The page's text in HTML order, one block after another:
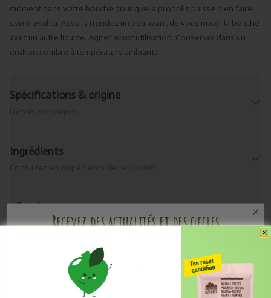
moment dans votre bouche pour que la propolis puisse bien faire
son travail ici. Aussi, attendez un peu avant de vous rincer la bouche
avec un autre liquide. Agiter avant utilisation. Conserver dans un
endroit sombre à température ambiante.
Spécifications & origine
Ingrédients
Allergènes
Que contient-il ?
Livraison & retour
Informations pratiques
Recevez des actualités et des offres